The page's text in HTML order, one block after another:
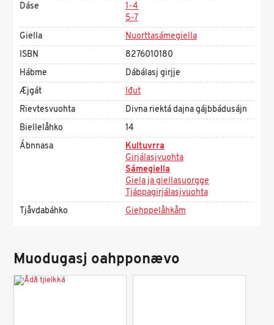
Dáse
1-4
5-7
Giella
Nuorttasámegiella
ISBN
8276010180
Hábme
Dábálasj girjje
Æjgát
Iđut
Rievtesvuohta
Divna riektá dajna gájbbádusájn
Biellelåhko
14
Ábnnasa
Kultuvrra
Girjálasjvuohta
Sámegiella
Giela ja giellasuorgge
Tjáppagirjálasjvuohta
Tjåvdabáhko
Giehppelåhkåm
Muodugasj oahpponævo